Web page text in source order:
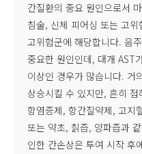
간질환의 중요 원인으로서
침술, 신체 피어싱 또는 고
고위험군에 해당합니다. 음
중요한 원인인데, 대개 AST
이상인 경우가 많습니다. 거
상승시킬 수 있지만, 흔히
항염증제, 항간질약제, 고지
또는 약초, 칡즙, 양파즙과
인한 간손상은 투여 시작 후